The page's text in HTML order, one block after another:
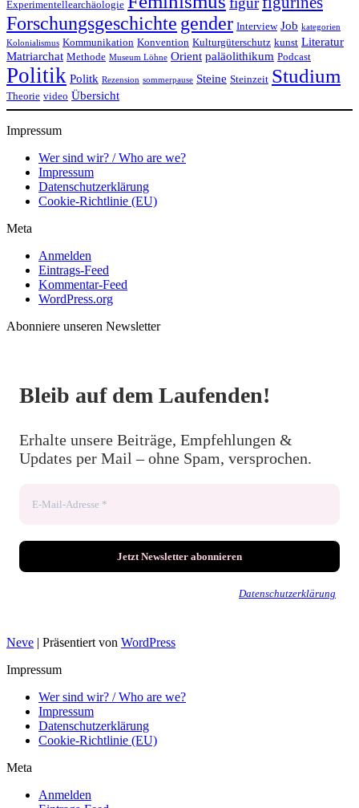
Experimentellearchäologie
Forschungsgeschichte gender Interview Job kategorien
Kolonialismus Kommunikation Konvention Kulturgüterschutz kunst Literatur
Matriarchat Methode Museum Löhne Orient paläolithikum Podcast
Politik Politk Rezension sommerpause Steine Steinzeit Studium
Theorie video Übersicht
Impressum
Wer sind wir? / Who are we?
Impressum
Datenschutzerklärung
Cookie-Richtlinie (EU)
Meta
Anmelden
Eintrags-Feed
Kommentar-Feed
WordPress.org
Abonniere unseren Newsletter
Bleib auf dem Laufenden!
Erhalte unsere Beiträge, Empfehlungen &
Updates per Mail – ohne Spam, versprochen.
Datenschutzerklärung
Neve | Präsentiert von WordPress
Impressum
Wer sind wir? / Who are we?
Impressum
Datenschutzerklärung
Cookie-Richtlinie (EU)
Meta
Anmelden